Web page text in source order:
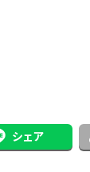
シェア